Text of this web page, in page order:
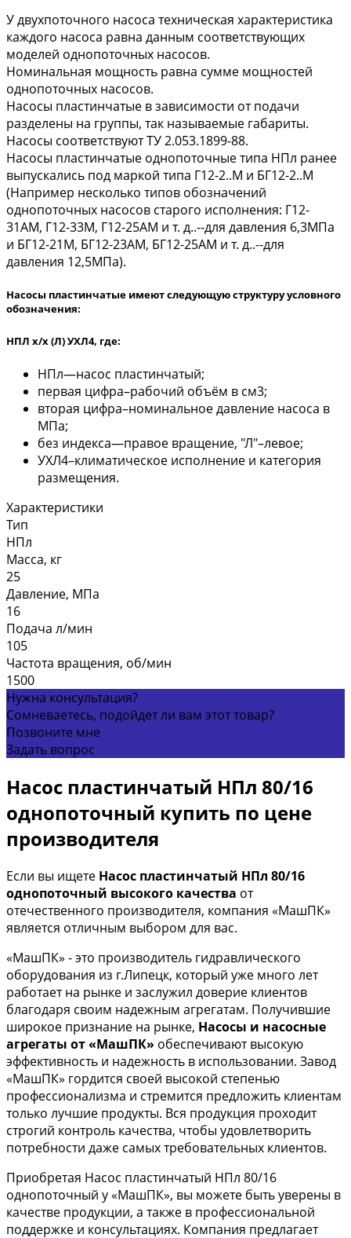
У двухпоточного насоса техническая характеристика
каждого насоса равна данным соответствующих
моделей однопоточных насосов.
Номинальная мощность равна сумме мощностей
однопоточных насосов.
Насосы пластинчатые в зависимости от подачи
разделены на группы, так называемые габариты.
Насосы соответствуют ТУ 2.053.1899-88.
Насосы пластинчатые однопоточные типа НПл ранее
выпускались под маркой типа Г12-2..М и БГ12-2..М
(Например несколько типов обозначений
однопоточных насосов старого исполнения: Г12-
31АМ, Г12-33М, Г12-25АМ и т. д..--для давления 6,3МПа
и БГ12-21М, БГ12-23АМ, БГ12-25АМ и т. д..--для
давления 12,5МПа).
Насосы пластинчатые имеют следующую структуру условного
обозначения:
НПЛ х/х (Л) УХЛ4, где:
НПл—насос пластинчатый;
первая цифра–рабочий объём в см3;
вторая цифра–номинальное давление насоса в
МПа;
без индекса—правое вращение, "Л"–левое;
УХЛ4–климатическое исполнение и категория
размещения.
Характеристики
Тип
НПл
Масса, кг
25
Давление, МПа
16
Подача л/мин
105
Частота вращения, об/мин
1500
Нужна консультация?
Сомневаетесь, подойдет ли вам этот товар?
Позвоните мне
Задать вопрос
Насос пластинчатый НПл 80/16
однопоточный купить по цене
производителя
Если вы ищете Насос пластинчатый НПл 80/16
однопоточный высокого качества от
отечественного производителя, компания «МашПК»
является отличным выбором для вас.
«МашПК» - это производитель гидравлического
оборудования из г.Липецк, который уже много лет
работает на рынке и заслужил доверие клиентов
благодаря своим надежным агрегатам. Получившие
широкое признание на рынке, Насосы и насосные
агрегаты от «МашПК» обеспечивают высокую
эффективность и надежность в использовании. Завод
«МашПК» гордится своей высокой степенью
профессионализма и стремится предложить клиентам
только лучшие продукты. Вся продукция проходит
строгий контроль качества, чтобы удовлетворить
потребности даже самых требовательных клиентов.
Приобретая Насос пластинчатый НПл 80/16
однопоточный у «МашПК», вы можете быть уверены в
качестве продукции, а также в профессиональной
поддержке и консультациях. Компания предлагает